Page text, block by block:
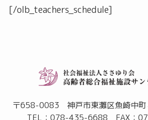
[/olb_teachers_schedule]
〒658-0083 神戸市東灘区魚崎中町
TEL：078-435-6688 FAX：